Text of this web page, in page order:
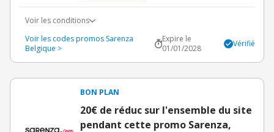
Voir les conditions
Voir les codes promos Sarenza
Belgique >
Expire le
01/01/2028
Vérifié
BON PLAN
20€ de réduc sur l'ensemble du site
pendant cette promo Sarenza,